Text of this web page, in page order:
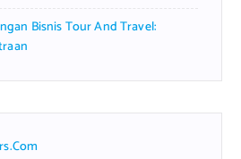
Bisnis Tour And Travel: